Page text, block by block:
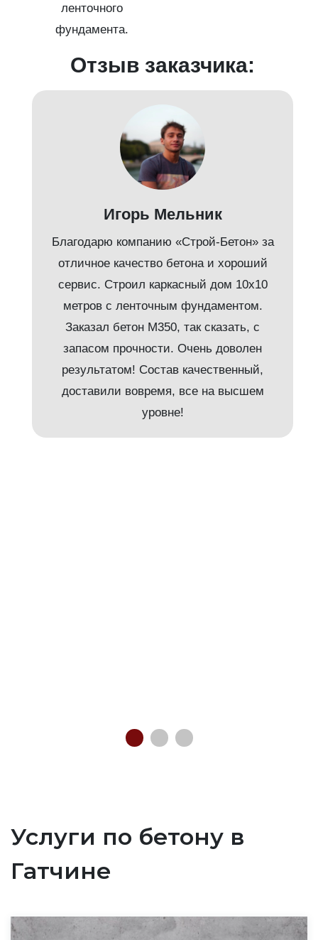
ленточного
фундамента.
Отзыв заказчика:
Игорь Мельник
Благодарю компанию «Строй-Бетон» за
отличное качество бетона и хороший
сервис. Строил каркасный дом 10х10
метров с ленточным фундаментом.
Заказал бетон М350, так сказать, с
запасом прочности. Очень доволен
результатом! Состав качественный,
доставили вовремя, все на высшем
уровне!
Услуги по бетону в
Гатчине